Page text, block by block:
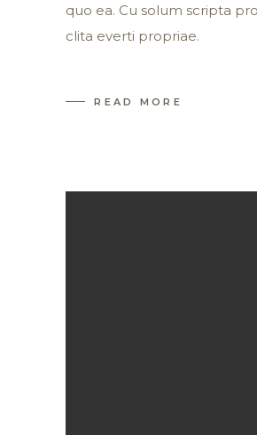
quo ea. Cu solum scripta
clita everti propriae.
READ MORE